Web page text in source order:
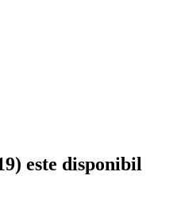
este disponibil